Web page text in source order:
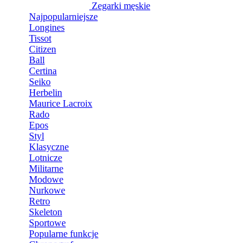
Zegarki męskie
Najpopularniejsze
Longines
Tissot
Citizen
Ball
Certina
Seiko
Herbelin
Maurice Lacroix
Rado
Epos
Styl
Klasyczne
Lotnicze
Militarne
Modowe
Nurkowe
Retro
Skeleton
Sportowe
Popularne funkcje